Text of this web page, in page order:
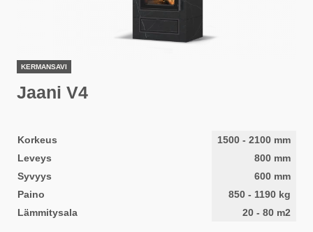
KERMANSAVI
Jaani V4
Korkeus 1500 - 2100 mm
Leveys
800 mm
Syvyys
600 mm
Paino
850 - 1190 kg
Lämmitysala
20 - 80 m2